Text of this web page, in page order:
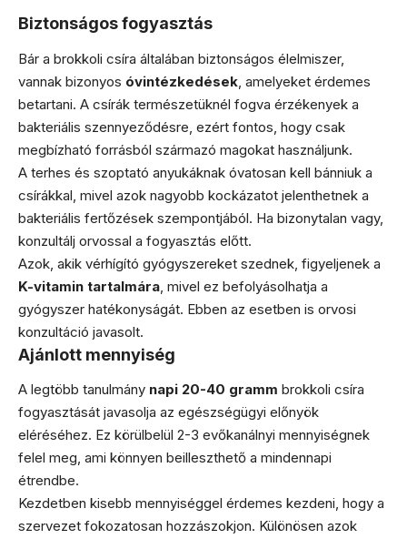
Biztonságos fogyasztás
Bár a brokkoli csíra általában biztonságos élelmiszer,
vannak bizonyos óvintézkedések , amelyeket érdemes
betartani. A csírák természetüknél fogva érzékenyek a
bakteriális szennyeződésre, ezért fontos, hogy csak
megbízható forrásból származó magokat használjunk.
A terhes és szoptató anyukáknak óvatosan kell bánniuk a
csírákkal, mivel azok nagyobb kockázatot jelenthetnek a
bakteriális fertőzések szempontjából. Ha bizonytalan vagy,
konzultálj orvossal a fogyasztás előtt.
Azok, akik vérhígító gyógyszereket szednek, figyeljenek a
K-vitamin tartalmára , mivel ez befolyásolhatja a
gyógyszer hatékonyságát. Ebben az esetben is orvosi
konzultáció javasolt.
Ajánlott mennyiség
A legtöbb tanulmány napi 20-40 gramm brokkoli csíra
fogyasztását javasolja az egészségügyi előnyök
eléréséhez. Ez körülbelül 2-3 evőkanálnyi mennyiségnek
felel meg, ami könnyen beilleszthető a mindennapi
étrendbe.
Kezdetben kisebb mennyiséggel érdemes kezdeni, hogy a
szervezet fokozatosan hozzászokjon. Különösen azok